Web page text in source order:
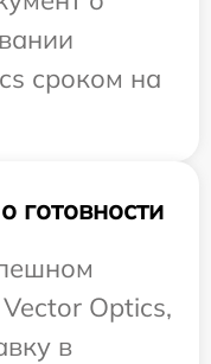
сроком на
готовности
Optics,
в